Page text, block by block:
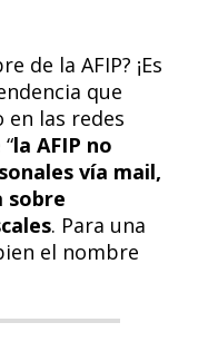
de la AFIP? ¡Es
que
en las redes
la AFIP no
vía mail,
sobre
. Para una
el nombre